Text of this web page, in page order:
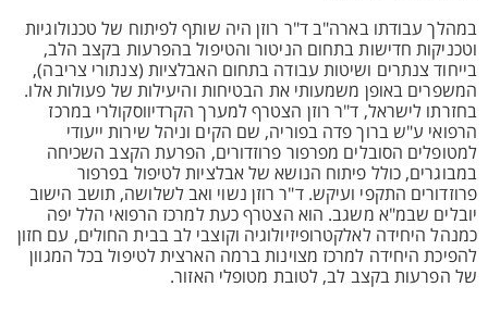
במהלך עבודתו בארה"ב ד"ר רוזן היה שותף לפיתוח של טכנולוגיות
וטכניקות חדישות בתחום הניטור והטיפול בהפרעות בקצב הלב,
בייחוד צנתרים ושיטות עבודה בתחום האבלציות (צנתורי צריבה),
המשפרים באופן משמעותי את הבטיחות והיעילות של פעולות אלו.
בחזרתו לישראל, ד"ר רוזן הצטרף למערך הקרדיווסקולרי במרכז
הרפואי ע"ש ברוך פדה בפוריה, שם הקים וניהל שירות ייעודי
למטופלים הסובלים מפרפור פרוזדורים, הפרעת הקצב השכיחה
במבוגרים, כולל פיתוח הנושא של אבלציות לטיפול בפרפור
פרוזדורים התקפי ועיקש. ד"ר רוזן נשוי ואב לשלושה, תושב הישוב
יובלים שבמ"א משגב. הוא הצטרף כעת למרכז הרפואי הלל יפה
כמנהל היחידה לאלקטרופיזיולוגיה וקוצבי לב בבית החולים, עם חזון
להפיכת היחידה למרכז מצוינות ברמה הארצית לטיפול בכל המגוון
של הפרעות בקצב לב, לטובת מטופלי האזור.